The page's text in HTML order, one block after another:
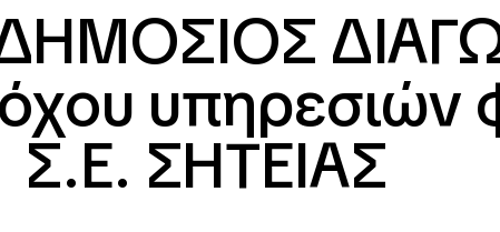
υπηρεσιών
Σ.Ε. ΣΗΤΕΙΑΣ